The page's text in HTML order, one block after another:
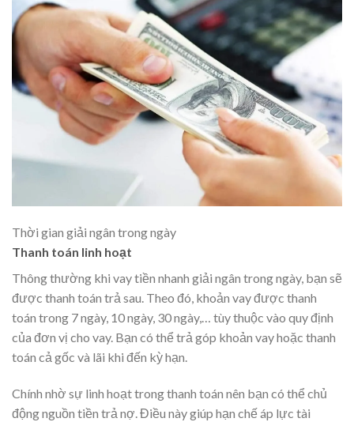
Thời gian giải ngân trong ngày
Thanh toán linh hoạt
Thông thường khi vay tiền nhanh giải ngân trong ngày, bạn sẽ
được thanh toán trả sau. Theo đó, khoản vay được thanh
toán trong 7 ngày, 10 ngày, 30 ngày,… tùy thuộc vào quy định
của đơn vị cho vay. Bạn có thể trả góp khoản vay hoặc thanh
toán cả gốc và lãi khi đến kỳ hạn.
Chính nhờ sự linh hoạt trong thanh toán nên bạn có thể chủ
động nguồn tiền trả nợ. Điều này giúp hạn chế áp lực tài